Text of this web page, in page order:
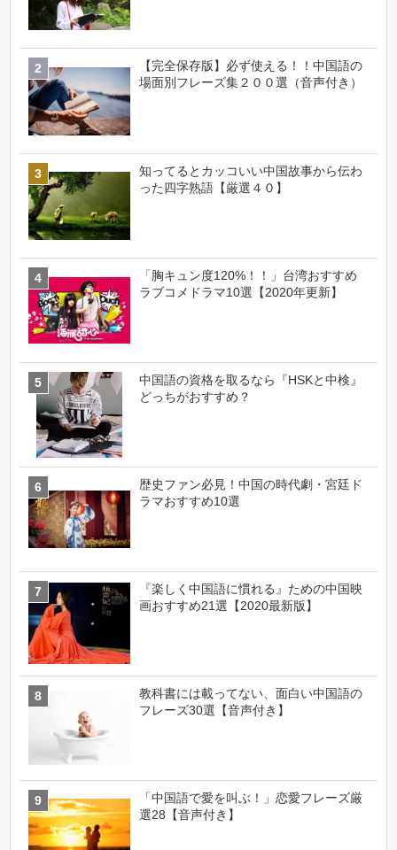
【完全保存版】必ず使える！！中国語の
場面別フレーズ集２００選（音声付き）
知ってるとカッコいい中国故事から伝わ
った四字熟語【厳選４０】
「胸キュン度120%！！」台湾おすすめ
ラブコメドラマ10選【2020年更新】
中国語の資格を取るなら『HSKと中検』
どっちがおすすめ？
歴史ファン必見！中国の時代劇・宮廷ド
ラマおすすめ10選
『楽しく中国語に慣れる』ための中国映
画おすすめ21選【2020最新版】
教科書には載ってない、面白い中国語の
フレーズ30選【音声付き】
「中国語で愛を叫ぶ！」恋愛フレーズ厳
選28【音声付き】